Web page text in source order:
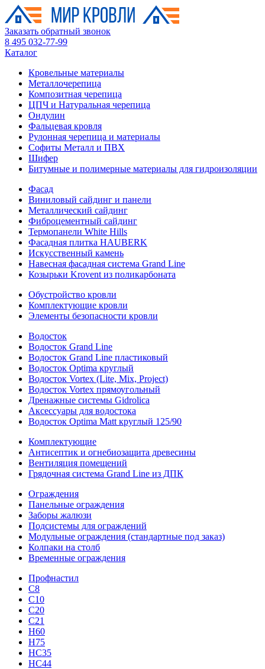
Заказать обратный звонок
8 495 032-77-99
Каталог
Кровельные материалы
Металлочерепица
Композитная черепица
ЦПЧ и Натуральная черепица
Ондулин
Фальцевая кровля
Рулонная черепица и материалы
Софиты Металл и ПВХ
Шифер
Битумные и полимерные материалы для гидроизоляции
Фасад
Виниловый сайдинг и панели
Металлический сайдинг
Фиброцементный сайдинг
Термопанели White Hills
Фасадная плитка HAUBERK
Искусственный камень
Навесная фасадная система Grand Line
Козырьки Krovent из поликарбоната
Обустройство кровли
Комплектующие кровли
Элементы безопасности кровли
Водосток
Водосток Grand Line
Водосток Grand Line пластиковый
Водосток Optima круглый
Водосток Vortex (Lite, Mix, Project)
Водосток Vortex прямоугольный
Дренажные системы Gidrolica
Аксессуары для водостока
Водосток Optima Matt круглый 125/90
Комплектующие
Антисептик и огнебиозащита древесины
Вентиляция помещений
Грядочная система Grand Line из ДПК
Ограждения
Панельные ограждения
Заборы жалюзи
Подсистемы для ограждений
Модульные ограждения (стандартные под заказ)
Колпаки на столб
Временные ограждения
Профнастил
С8
С10
С20
С21
H60
H75
HС35
НС44